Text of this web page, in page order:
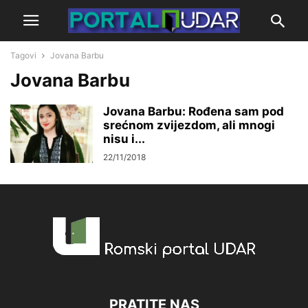
Tagovi Jovana Barbu
Jovana Barbu
Jovana Barbu: Rođena sam pod
srećnom zvijezdom, ali mnogi
nisu i...
22/11/2018
PRATITE NAS